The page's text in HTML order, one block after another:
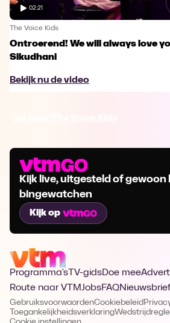
02:21
The Voice Kids
Ontroerend! We will always love
Sikudhani
Bekijk nu de video
Kijk live, uitgesteld of gewoon
bingewatchen
Kijk op
Programma's TV-gidsDoe mee
Route naar VTMJobsFAQNieuwsbrief
GebruiksvoorwaardenCookiebeleid
Toegankelijkheidsverklaring